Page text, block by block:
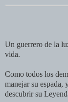
Un guerrero de la
vida.
Como todos los
manejar su espada,
descubrir su